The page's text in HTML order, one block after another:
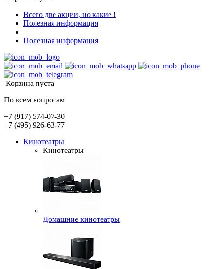
Всего две акции, но какие !
Полезная информация
Полезная информация
Корзина пуста
По всем вопросам
+7 (917) 574-07-30
+7 (495) 926-63-77
Кинотеатры
Кинотеатры
Домашние кинотеатры